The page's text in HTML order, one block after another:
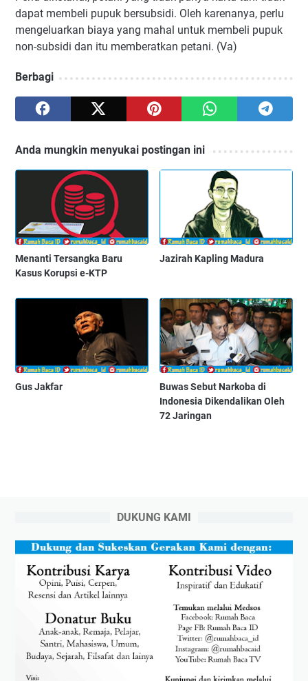
dapat membeli pupuk bersubsidi. Oleh karenanya, perlu
mengeluarkan biaya yang mahal untuk membeli pupuk
non-subsidi dan itu memberatkan petani. (Va)
Berbagi
Anda mungkin menyukai postingan ini
Menanti Tersangka Baru
Kasus Korupsi e-KTP
Jazirah Kapling Madura
Gus Jakfar
Buwas Sebut Narkoba di
Indonesia Dikendalikan Oleh
72 Jaringan
DUKUNG KAMI